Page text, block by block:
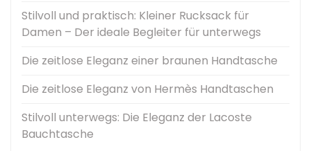
Stilvoll und praktisch: Kleiner Rucksack für
Damen – Der ideale Begleiter für unterwegs
Die zeitlose Eleganz einer braunen Handtasche
Die zeitlose Eleganz von Hermès Handtaschen
Stilvoll unterwegs: Die Eleganz der Lacoste
Bauchtasche